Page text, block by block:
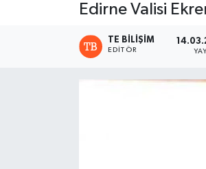
Edirne Valisi
TE BILIŞIM
EDITÖR
Haber Arşivi